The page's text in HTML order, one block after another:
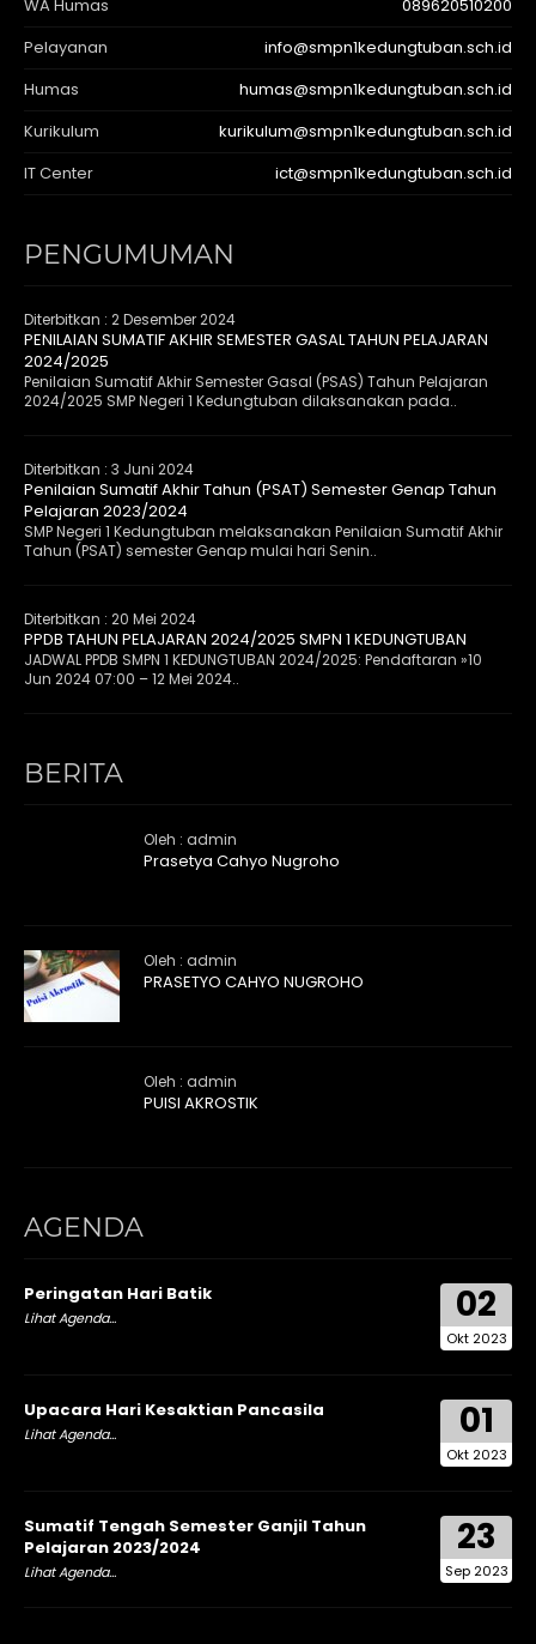
WA Humas
089620510200
Pelayanan
info@smpn1kedungtuban.sch.id
Humas
humas@smpn1kedungtuban.sch.id
Kurikulum
kurikulum@smpn1kedungtuban.sch.id
IT Center
ict@smpn1kedungtuban.sch.id
PENGUMUMAN
Diterbitkan : 2 Desember 2024
PENILAIAN SUMATIF AKHIR SEMESTER GASAL TAHUN PELAJARAN
2024/2025
Penilaian Sumatif Akhir Semester Gasal (PSAS) Tahun Pelajaran
2024/2025 SMP Negeri 1 Kedungtuban dilaksanakan pada..
Diterbitkan : 3 Juni 2024
Penilaian Sumatif Akhir Tahun (PSAT) Semester Genap Tahun
Pelajaran 2023/2024
SMP Negeri 1 Kedungtuban melaksanakan Penilaian Sumatif Akhir
Tahun (PSAT) semester Genap mulai hari Senin..
Diterbitkan : 20 Mei 2024
PPDB TAHUN PELAJARAN 2024/2025 SMPN 1 KEDUNGTUBAN
JADWAL PPDB SMPN 1 KEDUNGTUBAN 2024/2025: Pendaftaran »10
Jun 2024 07:00 – 12 Mei 2024..
BERITA
Oleh : admin
Prasetya Cahyo Nugroho
Oleh : admin
PRASETYO CAHYO NUGROHO
Oleh : admin
PUISI AKROSTIK
AGENDA
02
Okt 2023
Peringatan Hari Batik
Lihat Agenda...
01
Okt 2023
Upacara Hari Kesaktian Pancasila
Lihat Agenda...
23
Sep 2023
Sumatif Tengah Semester Ganjil Tahun
Pelajaran 2023/2024
Lihat Agenda...